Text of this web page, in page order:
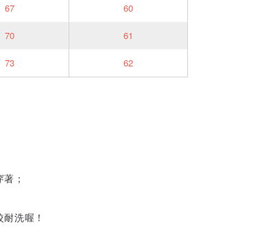
67 60
70 61
73 62
；
洗喔！